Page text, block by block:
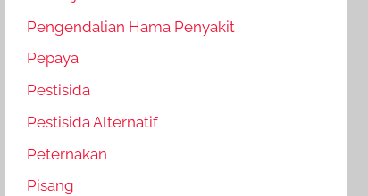
Pengendalian Hama Penyakit
Pepaya
Pestisida
Pestisida Alternatif
Peternakan
Pisang